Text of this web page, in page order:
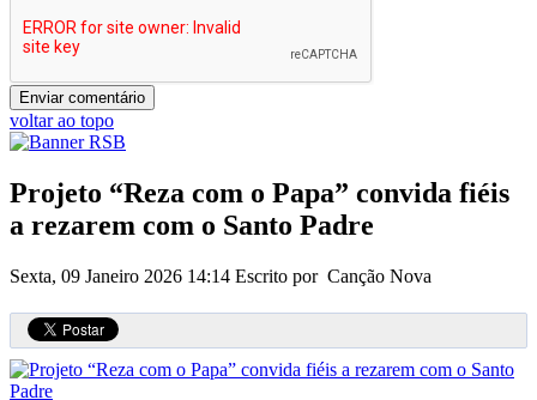
voltar ao topo
Projeto “Reza com o Papa” convida fiéis
a rezarem com o Santo Padre
Sexta, 09 Janeiro 2026 14:14 Escrito por Canção Nova